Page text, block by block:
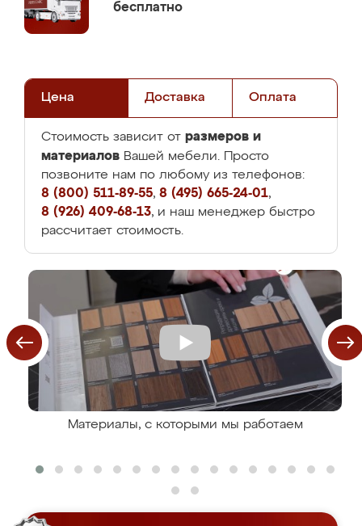
бесплатно
Цена Доставка Оплата
Стоимость зависит от размеров и
материалов Вашей мебели. Просто
позвоните нам по любому из телефонов:
8 (800) 511-89-55, 8 (495) 665-24-01,
8 (926) 409-68-13, и наш менеджер быстро
рассчитает стоимость.
Материалы, с которыми мы работаем